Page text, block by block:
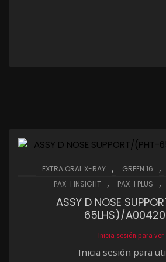
EXTRA ORAL X-RAY , GREEN 16 ,
PAX-I INSIGHT , PAX-I PLUS ,
ASSY D NOSE
65LHS)/
Inicia sesión para ver
Inicia sesión para